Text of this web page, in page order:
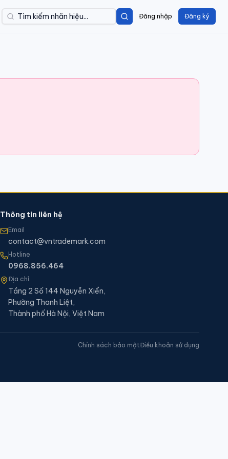
Đăng nhập Đăng ký
Thông tin liên hệ
Email
contact@vntrademark.com
Hotline
0968.856.464
Địa chỉ
Tầng 2 Số 144 Nguyễn Xiển,
Phường Thanh Liệt,
Thành phố Hà Nội, Việt Nam
Chính sách bảo mậtĐiều khoản sử dụng